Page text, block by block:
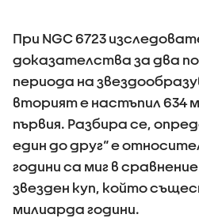
При NGC 6723
доказателства за два
периода на
вторият е настъпил 634
първия. Разбира се,
един до друг“ е
години са миг в
звезден куп, който
милиарда години.